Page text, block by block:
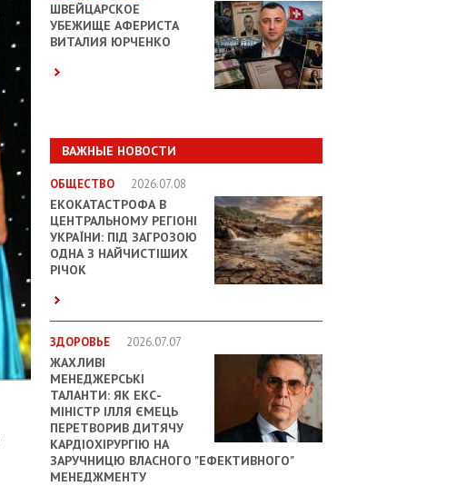
ШВЕЙЦАРСКОЕ
УБЕЖИЩЕ АФЕРИСТА
ВИТАЛИЯ ЮРЧЕНКО
ВАЖНЫЕ НОВОСТИ
ОБЩЕСТВО 2026.07.08
ЕКОКАТАСТРОФА В
ЦЕНТРАЛЬНОМУ РЕГІОНІ
УКРАЇНИ: ПІД ЗАГРОЗОЮ
ОДНА З НАЙЧИСТІШИХ
РІЧОК
ЗДОРОВЬЕ 2026.07.07
ЖАХЛИВІ
МЕНЕДЖЕРСЬКІ
ТАЛАНТИ: ЯК ЕКС-
МІНІСТР ІЛЛЯ ЄМЕЦЬ
ПЕРЕТВОРИВ ДИТЯЧУ
КАРДІОХІРУРГІЮ НА
ЗАРУЧНИЦЮ ВЛАСНОГО "ЕФЕКТИВНОГО"
МЕНЕДЖМЕНТУ